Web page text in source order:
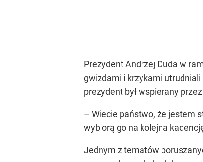
PrezydentAndrzej Duda w
gwizdami i krzykami utrudniali
prezydent był wspierany
– Wiecie państwo, że jestem
wybiorą go na kolejna
Jednym z tematów